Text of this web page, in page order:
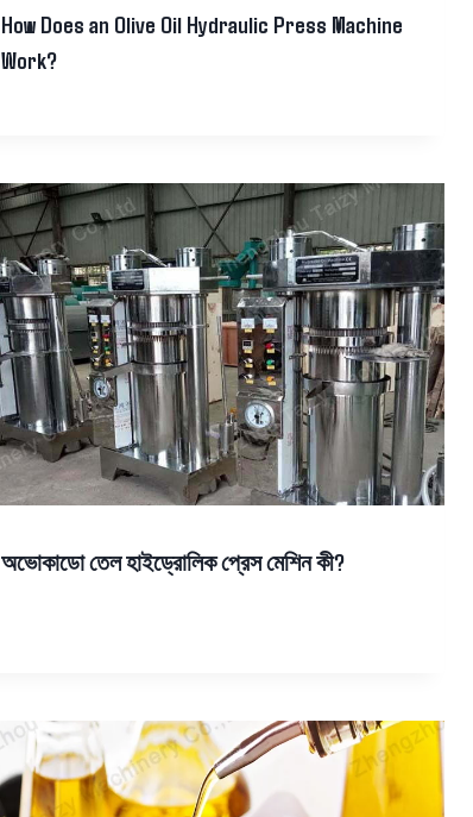
How Does an Olive Oil Hydraulic Press Machine
Work?
অভোকাডো তেল হাইড্রোলিক প্রেস মেশিন কী?